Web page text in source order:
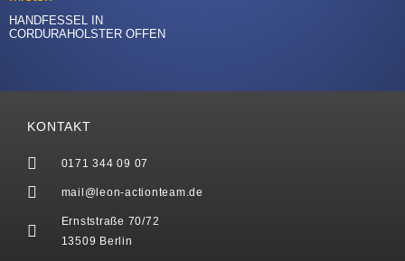
HANDFESSEL IN
CORDURAHOLSTER OFFEN
KONTAKT
0171 344 09 07
mail@leon-actionteam.de
Ernststraße 70/72
13509 Berlin